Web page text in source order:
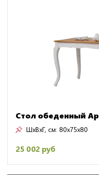
Стол обеденный
ШxВxГ, см: 80x75x80
25 002 руб